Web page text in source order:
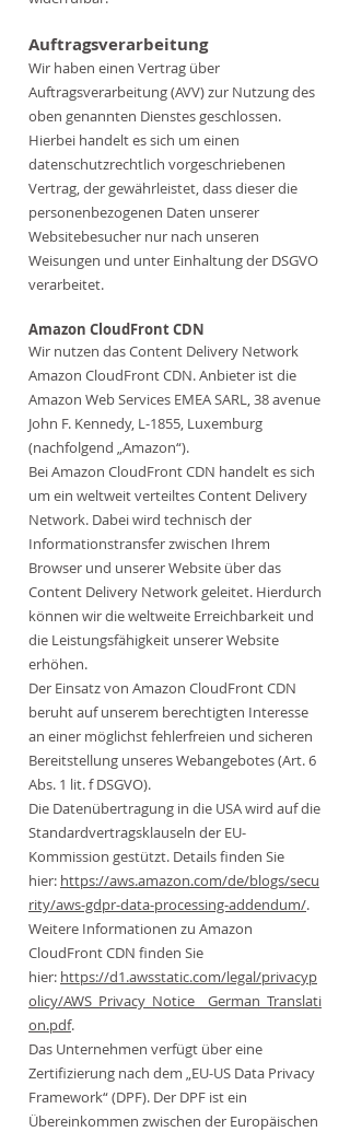
Auftragsverarbeitung
Wir haben einen Vertrag über
Auftragsverarbeitung (AVV) zur Nutzung des
oben genannten Dienstes geschlossen.
Hierbei handelt es sich um einen
datenschutzrechtlich vorgeschriebenen
Vertrag, der gewährleistet, dass dieser die
personenbezogenen Daten unserer
Websitebesucher nur nach unseren
Weisungen und unter Einhaltung der DSGVO
verarbeitet.
Amazon CloudFront CDN
Wir nutzen das Content Delivery Network
Amazon CloudFront CDN. Anbieter ist die
Amazon Web Services EMEA SARL, 38 avenue
John F. Kennedy, L-1855, Luxemburg
(nachfolgend „Amazon“).
Bei Amazon CloudFront CDN handelt es sich
um ein weltweit verteiltes Content Delivery
Network. Dabei wird technisch der
Informationstransfer zwischen Ihrem
Browser und unserer Website über das
Content Delivery Network geleitet. Hierdurch
können wir die weltweite Erreichbarkeit und
die Leistungsfähigkeit unserer Website
erhöhen.
Der Einsatz von Amazon CloudFront CDN
beruht auf unserem berechtigten Interesse
an einer möglichst fehlerfreien und sicheren
Bereitstellung unseres Webangebotes (Art. 6
Abs. 1 lit. f DSGVO).
Die Datenübertragung in die USA wird auf die
Standardvertragsklauseln der EU-
Kommission gestützt. Details finden Sie
hier: https://aws.amazon.com/de/blogs/secu
rity/aws-gdpr-data-processing-addendum/.
Weitere Informationen zu Amazon
CloudFront CDN finden Sie
hier: https://d1.awsstatic.com/legal/privacyp
olicy/AWS_Privacy_Notice__German_Translati
on.pdf.
Das Unternehmen verfügt über eine
Zertifizierung nach dem „EU-US Data Privacy
Framework“ (DPF). Der DPF ist ein
Übereinkommen zwischen der Europäischen